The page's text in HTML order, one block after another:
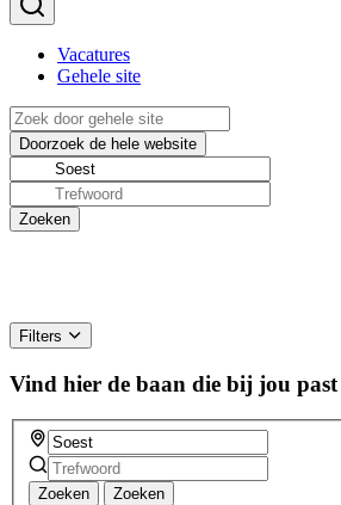
Vacatures
Gehele site
Filters
Vind hier de baan die bij jou past
Zoeken Zoeken